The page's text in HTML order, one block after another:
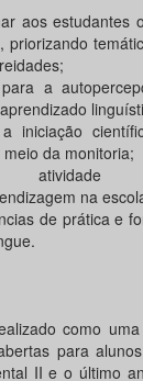
aos estudantes
priorizando
a
iniciação
da monitoria;
atividade
na
de prática e
como
para
II e o último